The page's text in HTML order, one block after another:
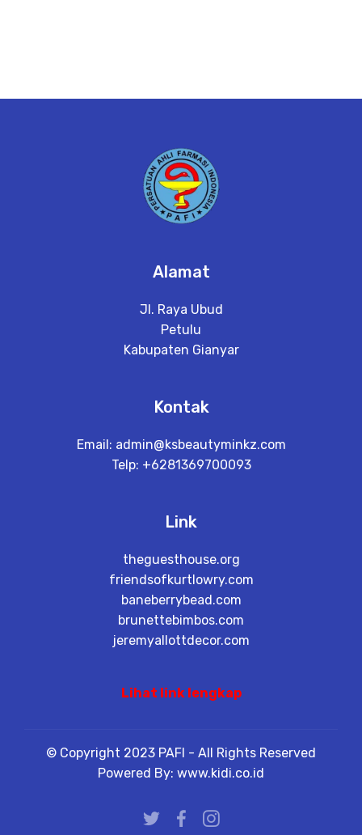
Alamat
Jl. Raya Ubud
Petulu
Kabupaten Gianyar
Kontak
Email: admin@ksbeautyminkz.com
Telp: +6281369700093
Link
theguesthouse.org
friendsofkurtlowry.com
baneberrybead.com
brunettebimbos.com
jeremyallottdecor.com
Lihat link lengkap
© Copyright 2023 PAFI - All Rights Reserved
Powered By: www.kidi.co.id